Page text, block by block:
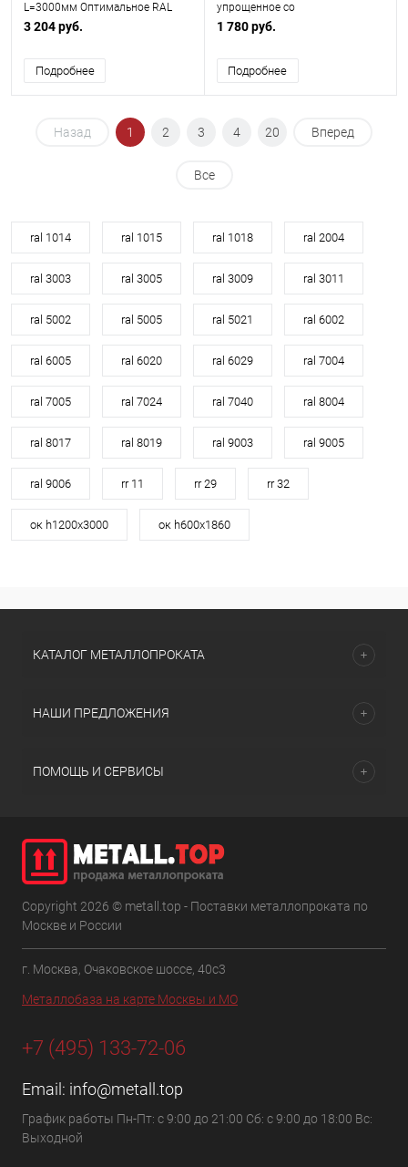
L=3000мм Оптимальное RAL
8017
3 204 руб.
Подробнее
упрощенное со
снегозадержанием H=900мм
1 780 руб.
Подробнее
Назад 1 2 3 4 20 Вперед
Все
ral 1014 ral 1015 ral 1018 ral 2004
ral 3003 ral 3005 ral 3009 ral 3011
ral 5002 ral 5005 ral 5021 ral 6002
ral 6005 ral 6020 ral 6029 ral 7004
ral 7005 ral 7024 ral 7040 ral 8004
ral 8017 ral 8019 ral 9003 ral 9005
ral 9006 rr 11 rr 29 rr 32
ок h1200х3000 ок h600х1860
КАТАЛОГ МЕТАЛЛОПРОКАТА
НАШИ ПРЕДЛОЖЕНИЯ
ПОМОЩЬ И СЕРВИСЫ
Copyright 2026 © metall.top - Поставки металлопроката по
Москве и России
г. Москва, Очаковское шоссе, 40с3
Металлобаза на карте Москвы и МО
+7 (495) 133-72-06
Email: info@metall.top
График работы Пн-Пт: с 9:00 до 21:00 Сб: с 9:00 до 18:00 Вс:
Выходной